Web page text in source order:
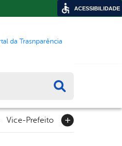
da Trasnparência
Vice-Prefeito
ACESSIBILIDADE